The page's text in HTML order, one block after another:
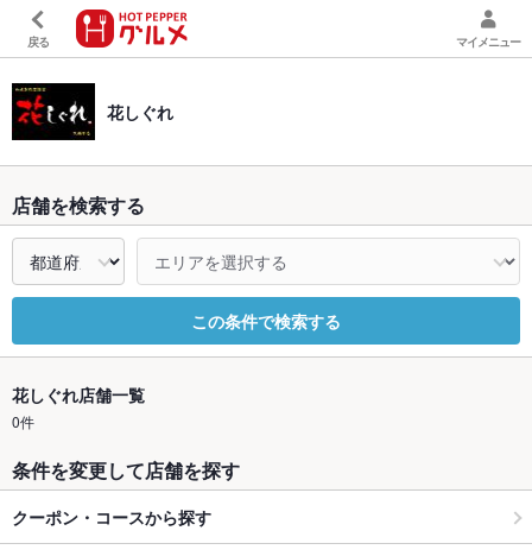
戻る マイメニュー
花しぐれ
店舗を検索する
この条件で検索する
花しぐれ店舗一覧
0件
条件を変更して店舗を探す
クーポン・コースから探す